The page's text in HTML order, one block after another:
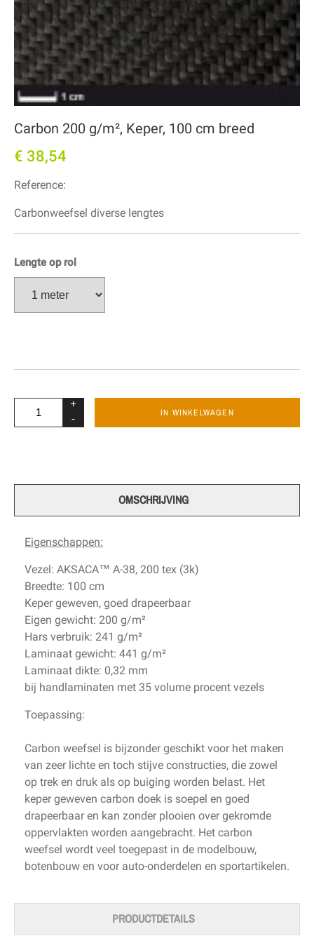
Carbon 200 g/m², Keper, 100 cm breed
€ 38,54
Reference:
Carbonweefsel diverse lengtes
Lengte op rol
+
-
IN WINKELWAGEN
OMSCHRIJVING
Eigenschappen:
Vezel: AKSACA™ A-38, 200 tex (3k)
Breedte: 100 cm
Keper geweven, goed drapeerbaar
Eigen gewicht: 200 g/m²
Hars verbruik: 241 g/m²
Laminaat gewicht: 441 g/m²
Laminaat dikte: 0,32 mm
bij handlaminaten met 35 volume procent vezels
Toepassing:
Carbon weefsel is bijzonder geschikt voor het maken
van zeer lichte en toch stijve constructies, die zowel
op trek en druk als op buiging worden belast. Het
keper geweven carbon doek is soepel en goed
drapeerbaar en kan zonder plooien over gekromde
oppervlakten worden aangebracht. Het carbon
weefsel wordt veel toegepast in de modelbouw,
botenbouw en voor auto-onderdelen en sportartikelen.
PRODUCTDETAILS